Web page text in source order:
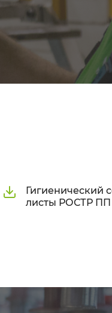
Гигиенический
листы РОСТР ПП